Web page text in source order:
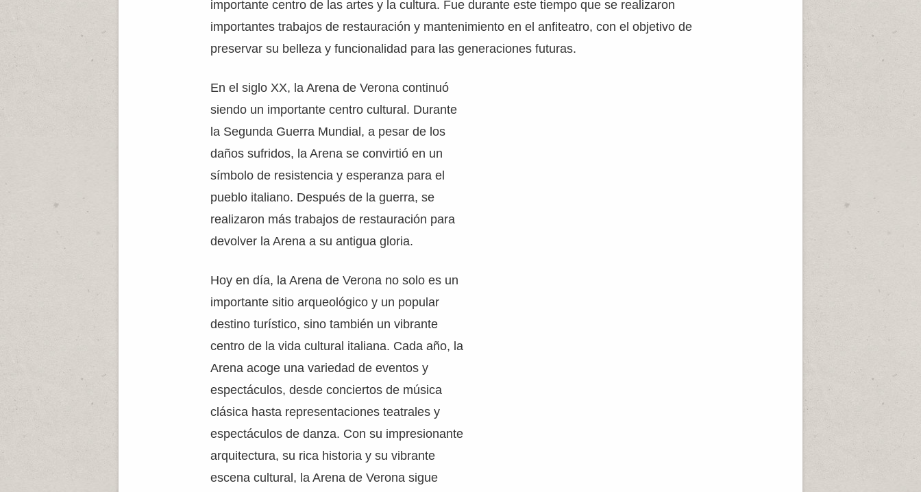
importante centro de las artes y la cultura. Fue durante este tiempo que se realizaron
importantes trabajos de restauración y mantenimiento en el anfiteatro, con el objetivo de
preservar su belleza y funcionalidad para las generaciones futuras.
En el siglo XX, la Arena de Verona continuó
siendo un importante centro cultural. Durante
la Segunda Guerra Mundial, a pesar de los
daños sufridos, la Arena se convirtió en un
símbolo de resistencia y esperanza para el
pueblo italiano. Después de la guerra, se
realizaron más trabajos de restauración para
devolver la Arena a su antigua gloria.
Hoy en día, la Arena de Verona no solo es un
importante sitio arqueológico y un popular
destino turístico, sino también un vibrante
centro de la vida cultural italiana. Cada año, la
Arena acoge una variedad de eventos y
espectáculos, desde conciertos de música
clásica hasta representaciones teatrales y
espectáculos de danza. Con su impresionante
arquitectura, su rica historia y su vibrante
escena cultural, la Arena de Verona sigue